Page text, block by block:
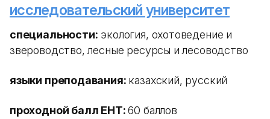
исследовательский университет
специальности: экология, охотоведение и
звероводство, лесные ресурсы и лесоводство
языки преподавания: казахский, русский
проходной балл ЕНТ:60 баллов